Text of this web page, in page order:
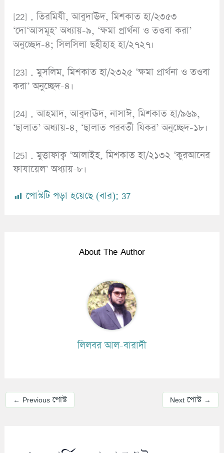
[22] . তিরমিযী, আবুদাঊদ, মিশকাত হা/২৩৫৩
‘দো‘আসমূহ’ অধ্যায়-৯, ‘ক্ষমা প্রার্থনা ও তওবা করা’
অনুচ্ছেদ-৪; সিলসিলা ছহীহাহ হা/২৭২৭।
[23] . মুসলিম, মিশকাত হা/২৩২৫ ‘ক্ষমা প্রার্থনা ও তওবা
করা’ অনুচ্ছেদ-৪।
[24] . আহমাদ, আবুদাঊদ, নাসাঈ, মিশকাত হা/৯৬৯,
‘ছালাত’ অধ্যায়-৪, ‘ছালাত পরবর্তী যিকর’ অনুচ্ছেদ-১৮।
[25] . মুত্তাফাক্ব ‘আলাইহ, মিশকাত হা/২১৩২ ‘কুরআনের
ফাযায়েল’ অধ্যায়-৮।
পোস্টটি পড়া হয়েছে (বার): 37
About The Author
লিলবর আল-বারাদী
← Previous পোস্ট Next পোস্ট →